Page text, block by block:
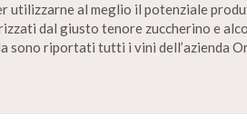
al meglio il potenziale
dal giusto tenore zuccherino e
sono riportati tutti i vini dell’azienda